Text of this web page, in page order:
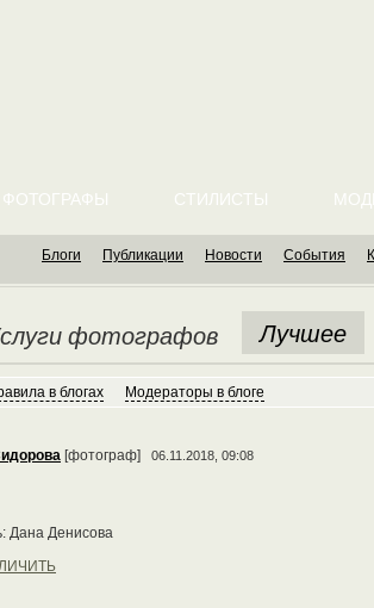
ФОТОГРАФЫ СТИЛИСТЫ
Блоги Публикации Новости События
фотографов Лучшее
в блогах Модераторы в блоге
[фотограф] 06.11.2018, 09:08
Дана Денисова